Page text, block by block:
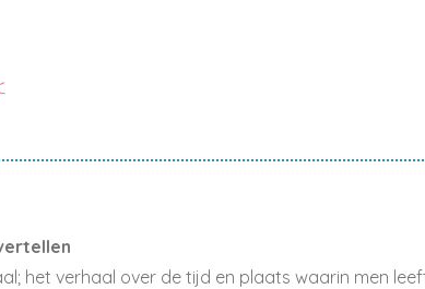
het verhaal over de tijd en plaats waarin men